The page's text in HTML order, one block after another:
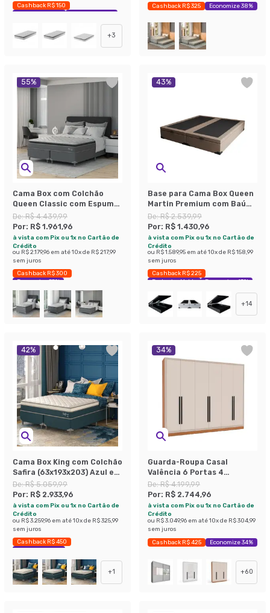
Cashback R$ 150
Exclusivo Mobly
Economize 23%
+3
Cashback R$ 325 Economize 38%
55%
Cama Box com Colchão
Queen Classic com Espuma
D40 (66x158x198) Cinza
De:R$ 4.439,99
Por: R$ 1.961,96
à vista com Pix ou 1x no Cartão de
Crédito
ou R$ 2.179,96 em até10x de R$ 217,99
sem juros
Cashback R$ 300
Economize 55%
43%
Base para Cama Box Queen
Martin Premium com Baú
Suede (45x158x198) Bege
De:R$ 2.539,99
Por: R$ 1.430,96
à vista com Pix ou 1x no Cartão de
Crédito
ou R$ 1.589,95 em até10x de R$ 158,99
sem juros
Cashback R$ 225
Exclusivo Mobly
Economize 43%
+14
42%
Cama Box King com Colchão
Safira (63x193x203) Azul e
Branco
De:R$ 5.059,99
Por: R$ 2.933,96
à vista com Pix ou 1x no Cartão de
Crédito
ou R$ 3.259,96 em até10x de R$ 325,99
sem juros
Cashback R$ 450
Economize 42%
+1
34%
Guarda-Roupa Casal
Valência 6 Portas 4
Gavetas Freijó e Creme
De:R$ 4.199,99
Por: R$ 2.744,96
à vista com Pix ou 1x no Cartão de
Crédito
ou R$ 3.049,96 em até10x de R$ 304,99
sem juros
Cashback R$ 425 Economize 34%
+60